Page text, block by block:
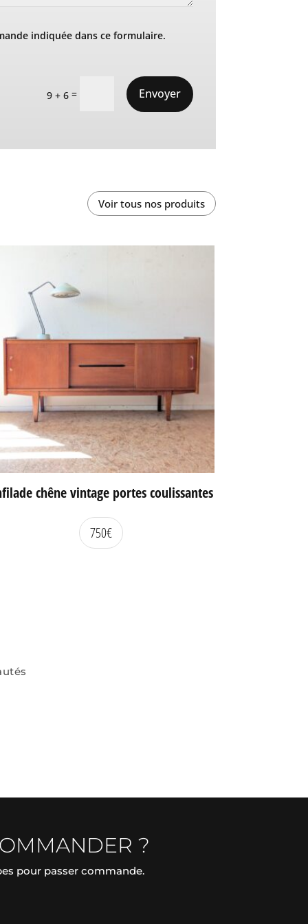
indiquée dans ce formulaire.
9 + 6 = Envoyer
Voir tous nos produits
chêne vintage portes coulissantes
750€
?
pour passer commande.